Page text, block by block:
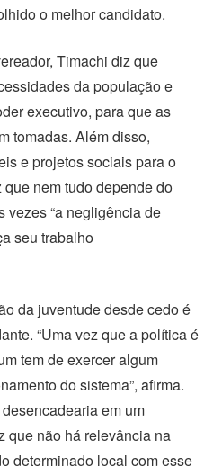
o melhor candidato.
Timachi diz que
da população e
executivo, para que as
tomadas. Além disso,
e projetos sociais para o
nem tudo depende do
vezes “a negligência de
seu trabalho
da juventude desde cedo é
“Uma vez que a política é
tem de exercer algum
do sistema”, afirma.
em um
que não há relevância na
determinado local com esse